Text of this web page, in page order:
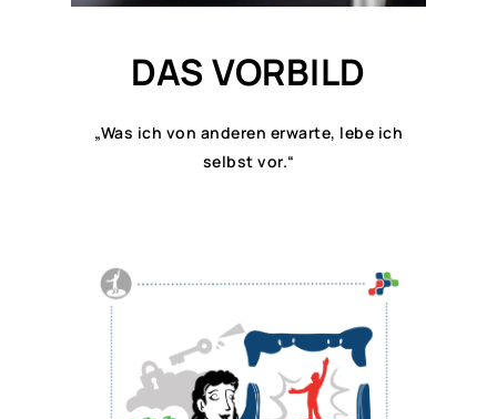
DAS VORBILD
„Was ich von anderen erwarte, lebe ich
selbst vor.“